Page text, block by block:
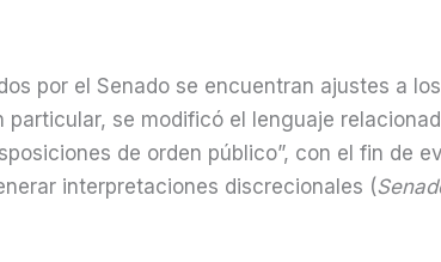
por el Senado se encuentran ajustes a
particular, se modificó el lenguaje
de orden público”, con el fin de
interpretaciones discrecionales (